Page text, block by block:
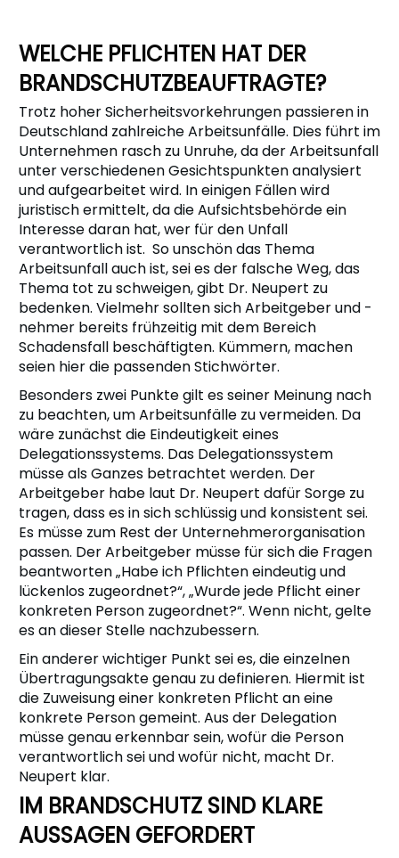
WELCHE PFLICHTEN HAT DER
BRANDSCHUTZBEAUFTRAGTE?
Trotz hoher Sicherheitsvorkehrungen passieren in
Deutschland zahlreiche Arbeitsunfälle. Dies führt im
Unternehmen rasch zu Unruhe, da der Arbeitsunfall
unter verschiedenen Gesichtspunkten analysiert
und aufgearbeitet wird. In einigen Fällen wird
juristisch ermittelt, da die Aufsichtsbehörde ein
Interesse daran hat, wer für den Unfall
verantwortlich ist. So unschön das Thema
Arbeitsunfall auch ist, sei es der falsche Weg, das
Thema tot zu schweigen, gibt Dr. Neupert zu
bedenken. Vielmehr sollten sich Arbeitgeber und -
nehmer bereits frühzeitig mit dem Bereich
Schadensfall beschäftigten. Kümmern, machen
seien hier die passenden Stichwörter.
Besonders zwei Punkte gilt es seiner Meinung nach
zu beachten, um Arbeitsunfälle zu vermeiden. Da
wäre zunächst die Eindeutigkeit eines
Delegationssystems. Das Delegationssystem
müsse als Ganzes betrachtet werden. Der
Arbeitgeber habe laut Dr. Neupert dafür Sorge zu
tragen, dass es in sich schlüssig und konsistent sei.
Es müsse zum Rest der Unternehmerorganisation
passen. Der Arbeitgeber müsse für sich die Fragen
beantworten „Habe ich Pflichten eindeutig und
lückenlos zugeordnet?“, „Wurde jede Pflicht einer
konkreten Person zugeordnet?“. Wenn nicht, gelte
es an dieser Stelle nachzubessern.
Ein anderer wichtiger Punkt sei es, die einzelnen
Übertragungsakte genau zu definieren. Hiermit ist
die Zuweisung einer konkreten Pflicht an eine
konkrete Person gemeint. Aus der Delegation
müsse genau erkennbar sein, wofür die Person
verantwortlich sei und wofür nicht, macht Dr.
Neupert klar.
IM BRANDSCHUTZ SIND KLARE
AUSSAGEN GEFORDERT